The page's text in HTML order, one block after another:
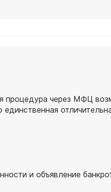
процедура через МФЦ
и объявление